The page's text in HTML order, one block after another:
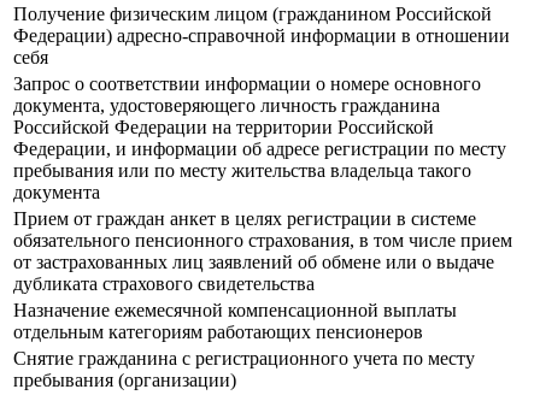
Получение физическим лицом (гражданином Российской
Федерации) адресно-справочной информации в отношении
себя
Запрос о соответствии информации о номере основного
документа, удостоверяющего личность гражданина
Российской Федерации на территории Российской
Федерации, и информации об адресе регистрации по месту
пребывания или по месту жительства владельца такого
документа
Прием от граждан анкет в целях регистрации в системе
обязательного пенсионного страхования, в том числе прием
от застрахованных лиц заявлений об обмене или о выдаче
дубликата страхового свидетельства
Назначение ежемесячной компенсационной выплаты
отдельным категориям работающих пенсионеров
Снятие гражданина с регистрационного учета по месту
пребывания (организации)